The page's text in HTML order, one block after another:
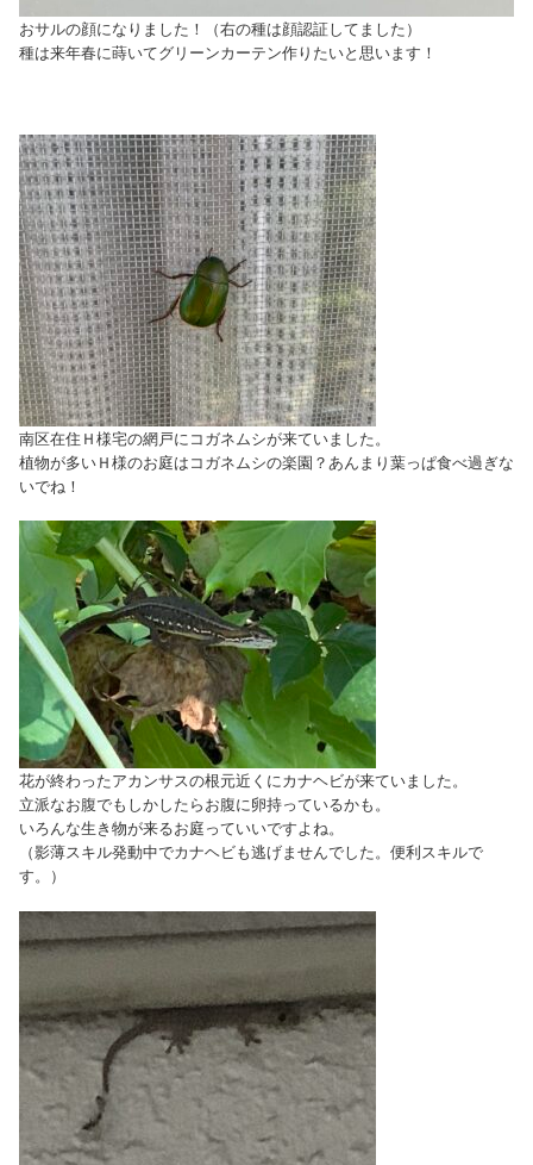
おサルの顔になりました！（右の種は顔認証してました）
種は来年春に蒔いてグリーンカーテン作りたいと思います！
南区在住Ｈ様宅の網戸にコガネムシが来ていました。
植物が多いＨ様のお庭はコガネムシの楽園？あんまり葉っぱ食べ過ぎな
いでね！
花が終わったアカンサスの根元近くにカナヘビが来ていました。
立派なお腹でもしかしたらお腹に卵持っているかも。
いろんな生き物が来るお庭っていいですよね。
（影薄スキル発動中でカナヘビも逃げませんでした。便利スキルで
す。）